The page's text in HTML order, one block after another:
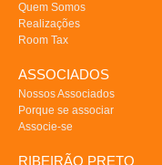
Quem Somos
Realizações
Room Tax
ASSOCIADOS
Nossos Associados
Porque se associar
Associe-se
RIBEIRÃO PRETO